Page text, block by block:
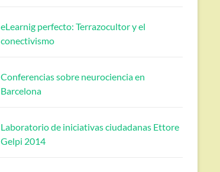
eLearnig perfecto: Terrazocultor y el
conectivismo
Conferencias sobre neurociencia en
Barcelona
Laboratorio de iniciativas ciudadanas Ettore
Gelpi 2014